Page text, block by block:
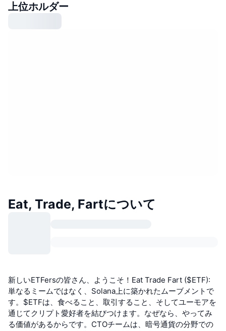
上位ホルダー
Eat, Trade, Fartについて
新しいETFersの皆さん、ようこそ！Eat Trade Fart ($ETF):
単なるミームではなく、Solana上に築かれたムーブメントで
す。$ETFは、食べること、取引すること、そしてユーモアを
通じてクリプト愛好者を結びつけます。なぜなら、やってみ
る価値があるからです。CTOチームは、暗号通貨の分野での